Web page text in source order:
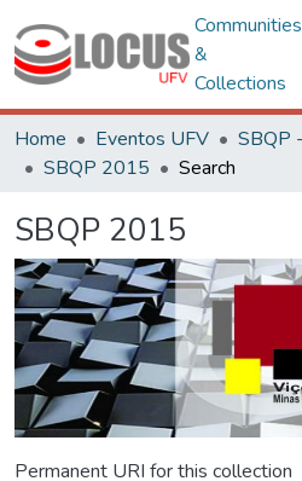
Communities
&
Collections
Home Eventos UFV
SBQP 2015
Search
SBQP 2015
Permanent URI for this collection